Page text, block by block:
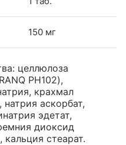
150 мг
целлюлоза
PH102),
крахмал
аскорбат,
эдетат,
диоксид
стеарат.